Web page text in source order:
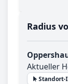
Radius
Aktueller